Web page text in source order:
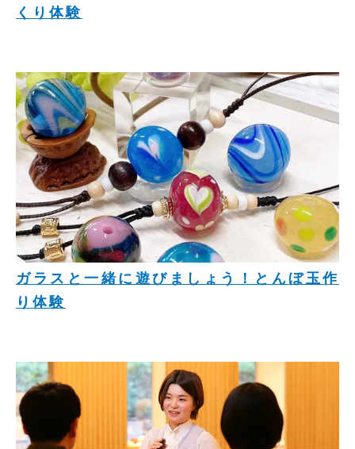
くり体験
ガラスと一緒に遊びましょう！とんぼ玉作
り体験